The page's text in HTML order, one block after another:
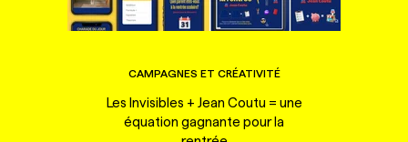
CAMPAGNES ET CRÉATIVITÉ
Les Invisibles + Jean Coutu = une
équation gagnante pour la